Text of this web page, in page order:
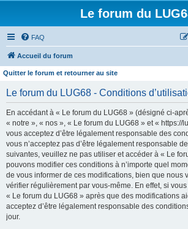
Le forum du
FAQ
Accueil du forum
Quitter le forum et retourner au site
Le forum du LUG68 - Conditions
En accédant à « Le forum du LUG68 » (désigné ci-
« notre », « nos », « Le forum du LUG68 » et « https://
vous acceptez d’être légalement responsable des
vous n’acceptez pas d’être légalement responsable
suivantes, veuillez ne pas utiliser et accéder à « Le
pouvons modifier ces conditions à n’importe quel
de vous informer de ces modifications, bien que nous
vérifier régulièrement par vous-même. En effet, si
« Le forum du LUG68 » après que des modifications
acceptez d’être légalement responsable des
jour.